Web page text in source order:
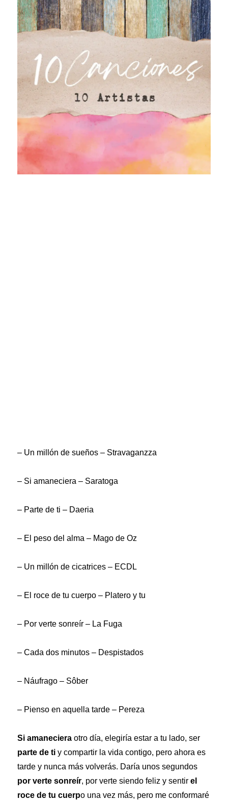
– Un millón de sueños – Stravaganzza
– Si amaneciera – Saratoga
– Parte de ti – Daeria
– El peso del alma – Mago de Oz
– Un millón de cicatrices – ECDL
– El roce de tu cuerpo – Platero y tu
– Por verte sonreír – La Fuga
– Cada dos minutos – Despistados
– Náufrago – Sôber
– Pienso en aquella tarde – Pereza
Si amaneciera otro día, elegiría estar a tu lado, ser
parte de ti y compartir la vida contigo, pero ahora es
tarde y nunca más volverás. Daría unos segundos
por verte sonreír, por verte siendo feliz y sentirel
roce de tu cuerpo una vez más, pero me conformaré